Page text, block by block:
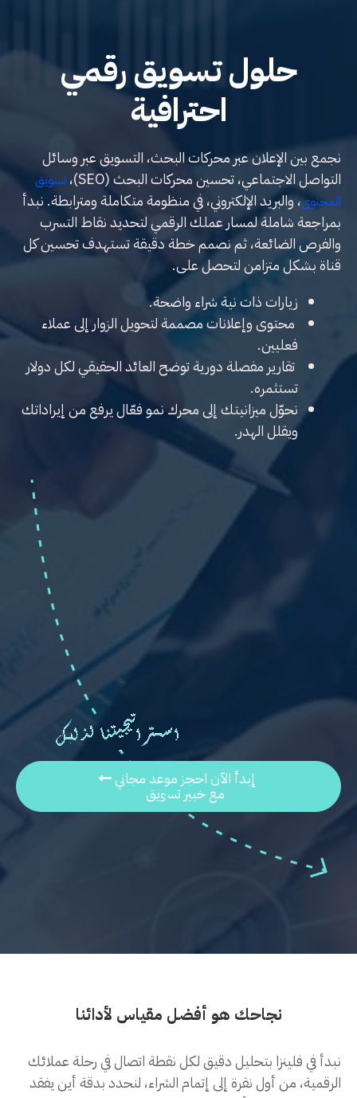
إبدأ الآن احجز موعد مجاني
مع خبير تسويق
حلول تسويق رقمي
احترافية
نجمع بين الإعلان عبر محركات البحث، التسويق عبر وسائل
التواصل الاجتماعي، تحسين محركات البحث (SEO)،
تسويق
المحتوى، والبريد الإلكتروني، في منظومة متكاملة ومترابطة. نبدأ
بمراجعة شاملة لمسار عملك الرقمي لتحديد نقاط التسرب
والفرص الضائعة، ثم نصمم خطة دقيقة تستهدف تحسين كل
قناة بشكل متزامن لتحصل على.
زيارات ذات نية شراء واضحة.
محتوى وإعلانات مصممة لتحويل الزوار إلى عملاء
فعليين.
تقارير مفصلة دورية توضح العائد الحقيقي لكل دولار
تستثمره.
نحوّل ميزانيتك إلى محرك نمو فعّال يرفع من إيراداتك
ويقلل الهدر.
نجاحك هو أفضل مقياس لأدائنا
نبدأ في فلينزا بتحليل دقيق لكل نقطة اتصال في رحلة عملائك
الرقمية، من أول نقرة إلى إتمام الشراء، لنحدد بدقة أين يفقد